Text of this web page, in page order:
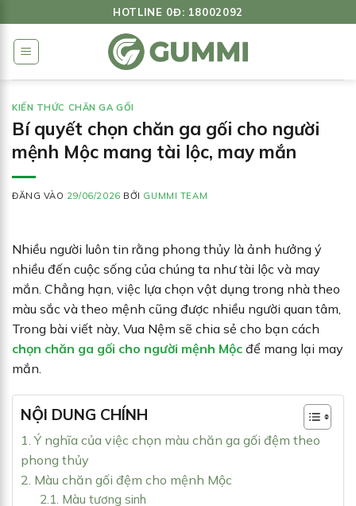
qua
dung
HOTLINE 0Đ: 18002092
KIẾN THỨC CHĂN GA GỐI
Bí quyết chọn chăn ga gối cho người
mệnh Mộc mang tài lộc, may mắn
ĐĂNG VÀO 29/06/2026 BỞI GUMMI TEAM
Nhiều người luôn tin rằng phong thủy là ảnh hưởng ý
nhiều đến cuộc sống của chúng ta như tài lộc và may
mắn. Chẳng hạn, việc lựa chọn vật dụng trong nhà theo
màu sắc và theo mệnh cũng được nhiều người quan tâm,
Trong bài viết này, Vua Nệm sẽ chia sẻ cho bạn cách
chọn chăn ga gối cho người mệnh Mộc để mang lại may
mắn.
NỘI DUNG CHÍNH
1. Ý nghĩa của việc chọn màu chăn ga gối đệm theo
phong thủy
2. Màu chăn gối đệm cho mệnh Mộc
2.1. Màu tương sinh